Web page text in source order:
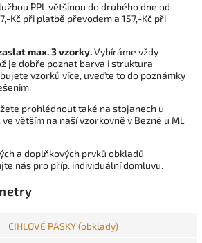
PPL většinou do druhého dne od
Kč při platbě převodem a 157,-Kč při
max. 3 vzorky.Vybíráme vždy
je dobře poznat barva i struktura
vzorků více, uveďte to do poznámky
prohlédnout také na stojanech u
větším na naší vzorkovně v Bezně u Ml.
a doplňkových prvků obkladů
nás pro příp. individuální domluvu.
CIHLOVÉ PÁSKY (obklady)